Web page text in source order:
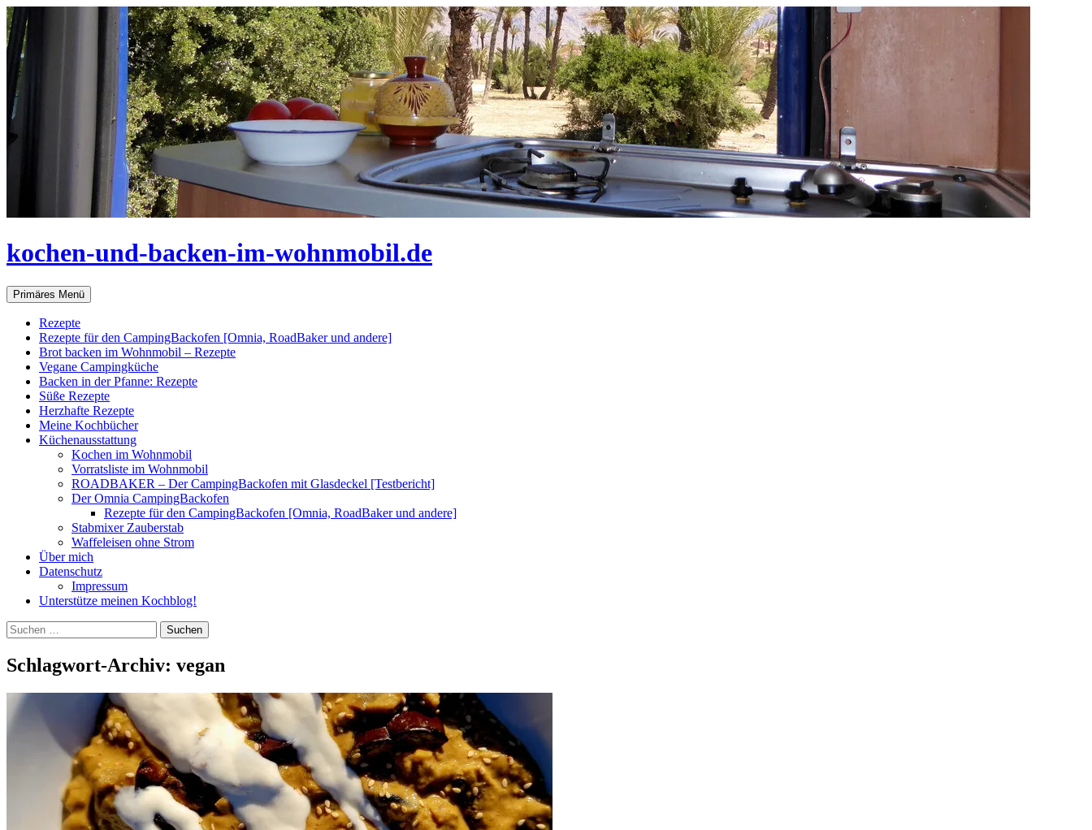
Zum
Inhalt
springen
kochen-und-backen-im-wohnmobil.de
Suchen
Primäres Menü
Rezepte
Rezepte für den CampingBackofen [Omnia, RoadBaker und andere]
Brot backen im Wohnmobil – Rezepte
Vegane Campingküche
Backen in der Pfanne: Rezepte
Süße Rezepte
Herzhafte Rezepte
Meine Kochbücher
Küchenausstattung
Kochen im Wohnmobil
Vorratsliste im Wohnmobil
ROADBAKER – Der CampingBackofen mit Glasdeckel [Testbericht]
Der Omnia CampingBackofen
Rezepte für den CampingBackofen [Omnia, RoadBaker und andere]
Stabmixer Zauberstab
Waffeleisen ohne Strom
Über mich
Datenschutz
Impressum
Unterstütze meinen Kochblog!
Suchen
nach:
Schlagwort-Archiv: vegan